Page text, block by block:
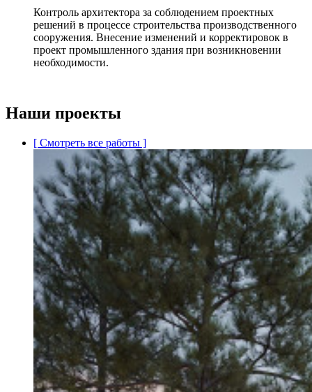
Контроль архитектора за соблюдением проектных
решений в процессе строительства производственного
сооружения. Внесение изменений и корректировок в
проект промышленного здания при возникновении
необходимости.
Наши проекты
[ Смотреть все работы ]